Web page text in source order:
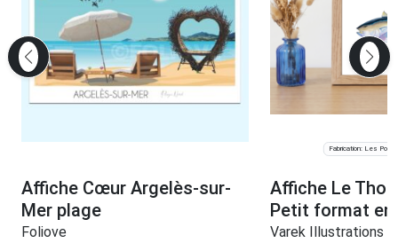
Affiche Cœur Argelès-sur-
Mer plage
Foliove
Fabrication: Les
Affiche Le
Petit format
Varek Illustrations